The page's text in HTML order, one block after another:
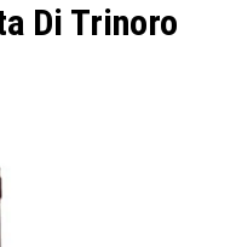
Di Trinoro